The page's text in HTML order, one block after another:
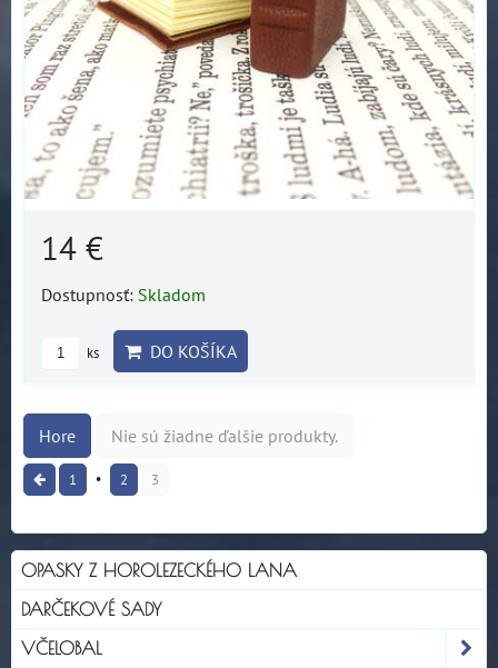
14 €
Dostupnosť: Skladom
ks DO KOŠÍKA
Hore Nie sú žiadne ďalšie produkty.
1 2 3
OPASKY Z HOROLEZECKÉHO LANA
DARČEKOVÉ SADY
VČELOBAL